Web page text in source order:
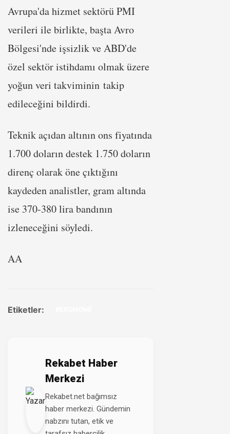
Avrupa'da hizmet sektörü PMI
verileri ile birlikte, başta Avro
Bölgesi'nde işsizlik ve ABD'de
özel sektör istihdamı olmak üzere
yoğun veri takviminin takip
edileceğini bildirdi.
Teknik açıdan altının ons fiyatında
1.700 doların destek 1.750 doların
direnç olarak öne çıktığını
kaydeden analistler, gram altında
ise 370-380 lira bandının
izleneceğini söyledi.
AA
Etiketler:
Rekabet Haber
Merkezi
Rekabet.net bağımsız
haber merkezi. Gündemin
nabzını tutan, etik ve